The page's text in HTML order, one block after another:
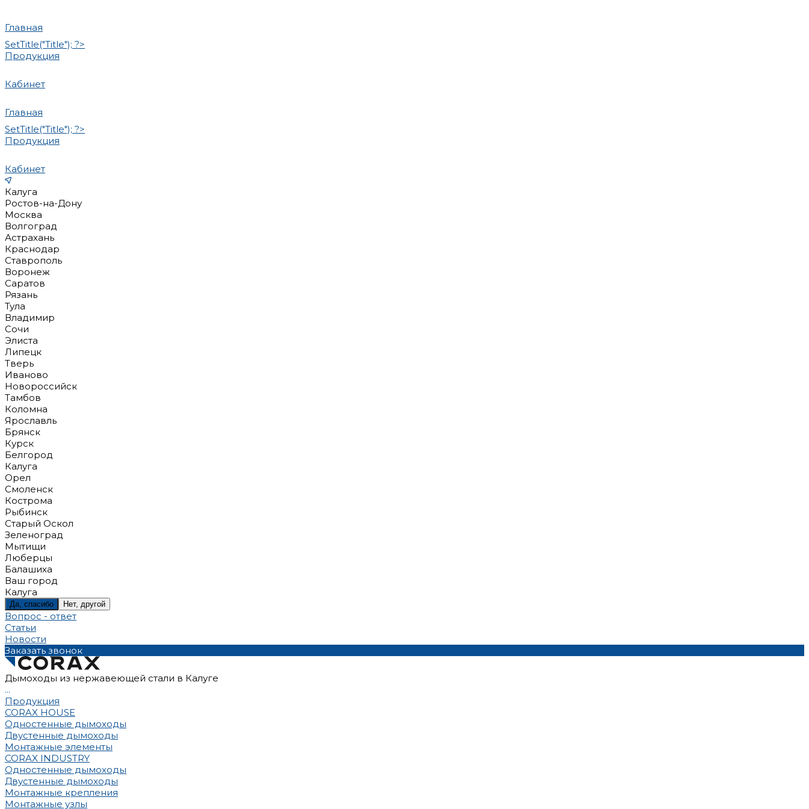
Главная
SetTitle("Title"); ?>
Продукция
Кабинет
Главная
SetTitle("Title"); ?>
Продукция
Кабинет
Калуга
Ростов-на-Дону
Москва
Волгоград
Астрахань
Краснодар
Ставрополь
Воронеж
Саратов
Рязань
Тула
Владимир
Сочи
Элиста
Липецк
Тверь
Иваново
Новороссийск
Тамбов
Коломна
Ярославль
Брянск
Курск
Белгород
Калуга
Орел
Смоленск
Кострома
Рыбинск
Старый Оскол
Зеленоград
Мытищи
Люберцы
Балашиха
Ваш город
Калуга
Да, спасибо Нет, другой
Вопрос - ответ
Статьи
Новости
Заказать звонок
Дымоходы из нержавеющей стали в Калуге
...
Продукция
CORAX HOUSE
Одностенные дымоходы
Двустенные дымоходы
Монтажные элементы
CORAX INDUSTRY
Одностенные дымоходы
Двустенные дымоходы
Монтажные крепления
Монтажные узлы